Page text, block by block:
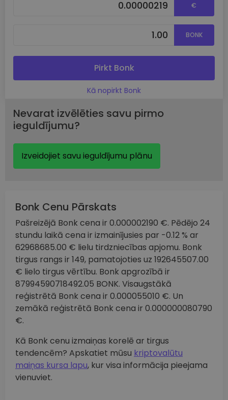
€
BONK
Pirkt Bonk
Kā nopirkt Bonk
Nevarat izvēlēties savu pirmo
ieguldījumu?
Izveidojiet savu ieguldījumu plānu
Bonk Cenu Pārskats
Pašreizējā Bonk cena ir 0.000002190 €. Pēdējo 24
stundu laikā cena ir izmainījusies par -0.12 % ar
62968685.00 € lielu tirdzniecības apjomu. Bonk
tirgus rangs ir 149, pamatojoties uz 192645507.00
€ lielo tirgus vērtību. Bonk apgrozībā ir
87994590718492.05 BONK. Visaugstākā
reģistrētā Bonk cena ir 0.000055010 €. Un
zemākā reģistrētā Bonk cena ir 0.000000080790
€.
Kā Bonk cenu izmaiņas korelē ar tirgus
tendencēm? Apskatiet mūsu kriptovalūtu
maiņas kursa lapu, kur visa informācija pieejama
vienuviet.